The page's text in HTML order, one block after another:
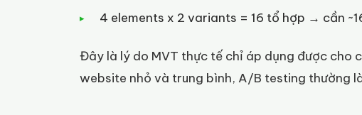
4 elements x 2 variants = 16 tổ hợp → cần
Đây là lý do MVT thực tế chỉ áp dụng được cho
website nhỏ và trung bình, A/B testing thường